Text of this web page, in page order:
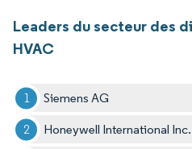
Leaders du secteur des
HVAC
Siemens AG
Honeywell International Inc.